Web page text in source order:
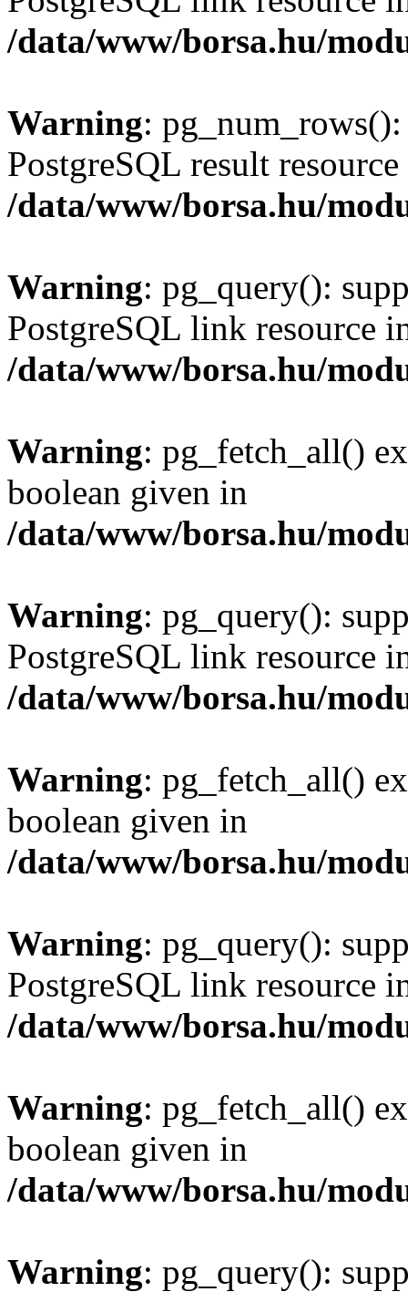
/data/www/borsa.hu/
Warning:
PostgreSQL result
/data/www/borsa.hu/
Warning: pg_query():
PostgreSQL link resource
/data/www/borsa.hu/
Warning: pg_fetch_all()
boolean given in
/data/www/borsa.hu/
Warning: pg_query():
PostgreSQL link resource
/data/www/borsa.hu/
Warning: pg_fetch_all()
boolean given in
/data/www/borsa.hu/
Warning: pg_query():
PostgreSQL link resource
/data/www/borsa.hu/
Warning: pg_fetch_all()
boolean given in
/data/www/borsa.hu/
Warning: pg_query():